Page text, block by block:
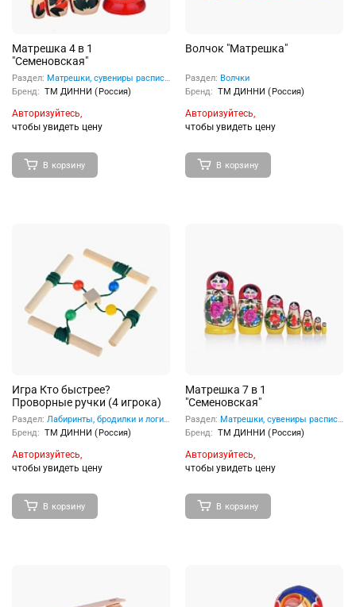
Матрешка 4 в 1
"Семеновская"
Раздел: Матрешки, сувениры расписные
Бренд: ТМ ДИННИ (Россия)
Авторизуйтесь,
чтобы увидеть цену
В корзину
Волчок "Матрешка"
Раздел: Волчки
Бренд: ТМ ДИННИ (Россия)
Авторизуйтесь,
чтобы увидеть цену
В корзину
Игра Кто быстрее?
Проворные ручки (4 игрока)
Раздел: Лабиринты, бродилки и логические игрушки
Бренд: ТМ ДИННИ (Россия)
Авторизуйтесь,
чтобы увидеть цену
В корзину
Матрешка 7 в 1
"Семеновская"
Раздел: Матрешки, сувениры расписные
Бренд: ТМ ДИННИ (Россия)
Авторизуйтесь,
чтобы увидеть цену
В корзину